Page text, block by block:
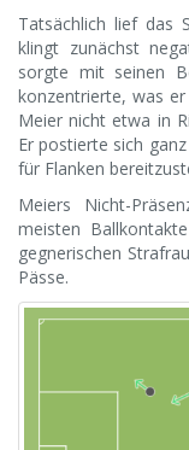
Tatsächlich lief das
klingt zunächst
sorgte mit seinen
konzentrierte, was
Meier nicht etwa in
Er postierte sich
für Flanken
Meiers Nicht-
meisten
gegnerischen
Pässe.